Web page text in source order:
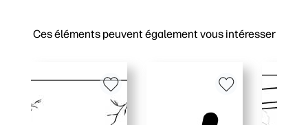
Ces éléments peuvent également vous intéresser